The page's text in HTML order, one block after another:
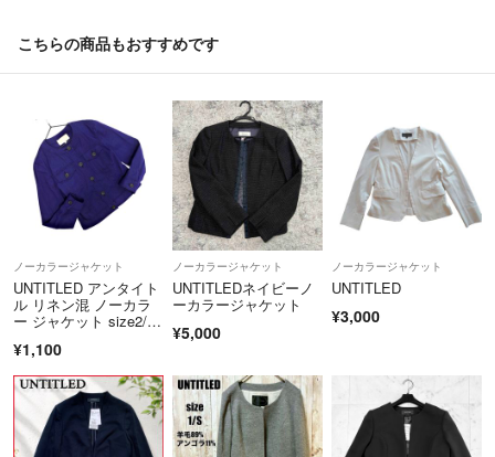
ます。あらかじめご了承ください。
こちらの商品もおすすめです
ノーカラージャケット
UNTITLED アンタイト
ル リネン混 ノーカラ
ー ジャケット size2/
¥1,100
ノーカラージャケット
UNTITLEDネイビーノ
ーカラージャケット
¥5,000
ノーカラージャケット
UNTITLED
¥3,000